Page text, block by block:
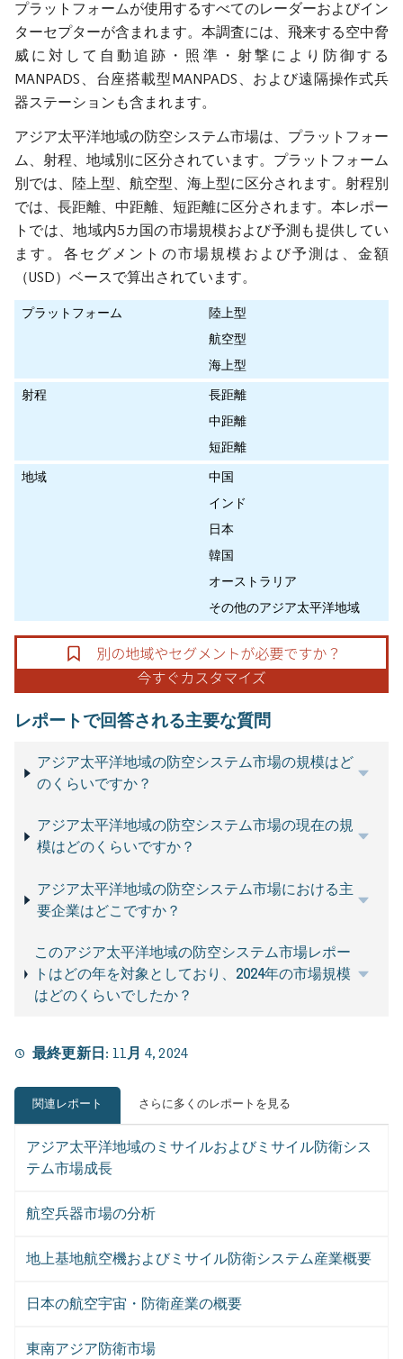
プラットフォームが使用するすべてのレーダーおよびイン
ターセプターが含まれます。本調査には、飛来する空中脅
威に対して自動追跡・照準・射撃により防御する
MANPADS、台座搭載型MANPADS、および遠隔操作式兵
器ステーションも含まれます。
アジア太平洋地域の防空システム市場は、プラットフォー
ム、射程、地域別に区分されています。プラットフォーム
別では、陸上型、航空型、海上型に区分されます。射程別
では、長距離、中距離、短距離に区分されます。本レポー
トでは、地域内5カ国の市場規模および予測も提供してい
ます。各セグメントの市場規模および予測は、金額
（USD）ベースで算出されています。
プラットフォーム
陸上型
航空型
海上型
射程
長距離
中距離
短距離
地域
中国
インド
日本
韓国
オーストラリア
その他のアジア太平洋地域
レポートで回答される主要な質問
アジア太平洋地域の防空システム市場の規模はど
のくらいですか？
アジア太平洋地域の防空システム市場の現在の規
模はどのくらいですか？
アジア太平洋地域の防空システム市場における主
要企業はどこですか？
このアジア太平洋地域の防空システム市場レポー
トはどの年を対象としており、2024年の市場規模
はどのくらいでしたか？
最終更新日: 11月 4, 2024
関連レポート さらに多くのレポートを見る
アジア太平洋地域のミサイルおよびミサイル防衛シス
テム市場成長
航空兵器市場の分析
地上基地航空機およびミサイル防衛システム産業概要
日本の航空宇宙・防衛産業の概要
東南アジア防衛市場